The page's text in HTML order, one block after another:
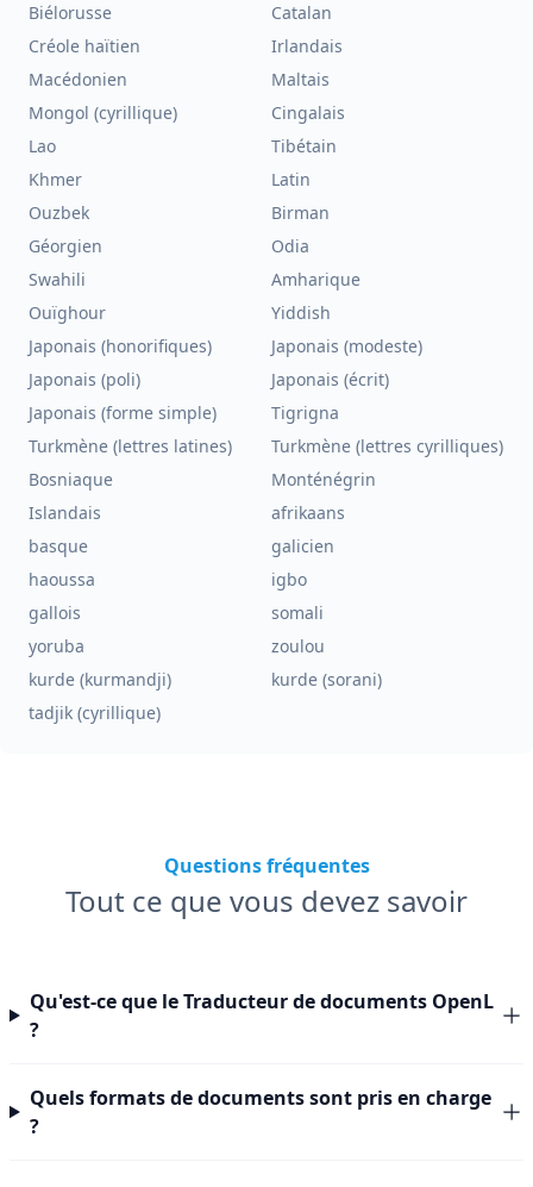
Biélorusse
Catalan
Créole haïtien
Irlandais
Macédonien
Maltais
Mongol (cyrillique)
Cingalais
Lao
Tibétain
Khmer
Latin
Ouzbek
Birman
Géorgien
Odia
Swahili
Amharique
Ouïghour
Yiddish
Japonais (honorifiques)
Japonais (modeste)
Japonais (poli)
Japonais (écrit)
Japonais (forme simple)
Tigrigna
Turkmène (lettres latines)
Turkmène (lettres cyrilliques)
Bosniaque
Monténégrin
Islandais
afrikaans
basque
galicien
haoussa
igbo
gallois
somali
yoruba
zoulou
kurde (kurmandji)
kurde (sorani)
tadjik (cyrillique)
Questions fréquentes
Tout ce que vous devez savoir
Qu'est-ce que le Traducteur de documents OpenL
?
Quels formats de documents sont pris en charge
?